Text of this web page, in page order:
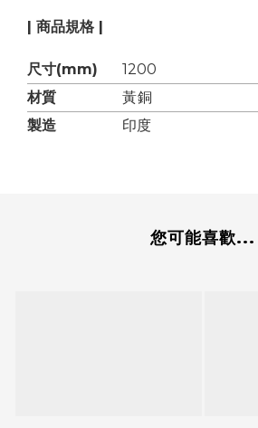
| 商品規格 |
尺寸(mm)
1200
材質
黃銅
製造
印度
您可能喜歡...